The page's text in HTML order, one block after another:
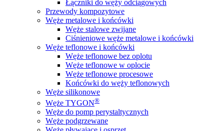
Łączniki do węży odciągowych
Przewody kompozytowe
Węże metalowe i końcówki
Węże stalowe zwijane
Ciśnieniowe węże metalowe i końcówki
Węże teflonowe i końcówki
Węże teflonowe bez oplotu
Węże teflonowe w oplocie
Węże teflonowe procesowe
Końcówki do węży teflonowych
Węże silikonowe
Węże TYGON®
Węże do pomp perystaltycznych
Węże podgrzewane